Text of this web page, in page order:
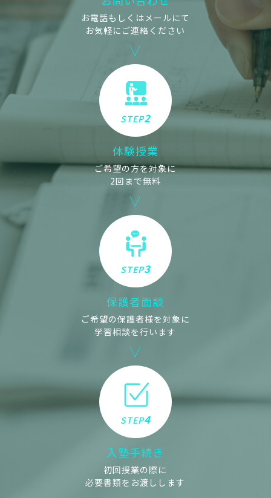
お電話もしくはメールにて
お気軽にご連絡ください
STEP2
体験授業
ご希望の方を対象に
2回まで無料
STEP3
保護者面談
ご希望の保護者様を対象に
学習相談を行います
STEP4
入塾手続き
初回授業の際に
必要書類をお渡しします